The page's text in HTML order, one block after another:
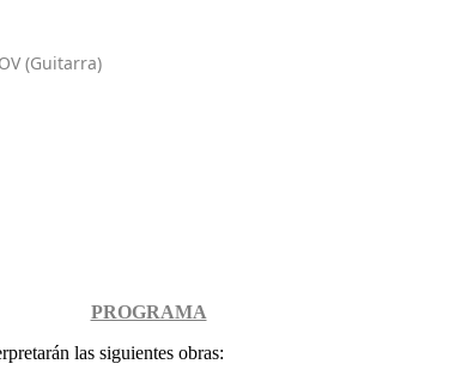
(Guitarra)
PROGRAMA
las siguientes obras: